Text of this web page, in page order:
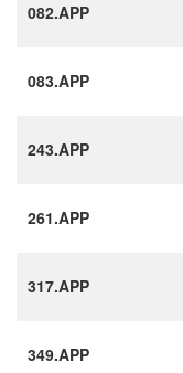
082.APP
083.APP
243.APP
261.APP
317.APP
349.APP